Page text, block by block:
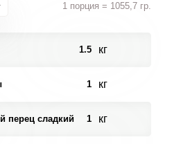
1 порция = 1055,7 гр.
1.5 кг
1 кг
перец сладкий 1 кг